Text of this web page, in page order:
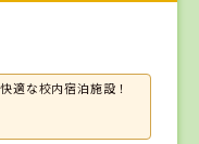
適な校内宿泊施設！